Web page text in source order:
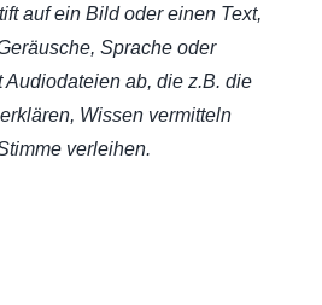
auf ein Bild oder einen Text,
Sprache oder
Audiodateien ab, die z.B. die
Wissen vermitteln
verleihen.